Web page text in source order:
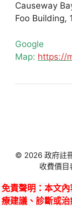
Causeway
Foo Building,
Google
Map: https://
© 2026 政府註
收費價目
免責聲明 ：本文
療建議、診斷或